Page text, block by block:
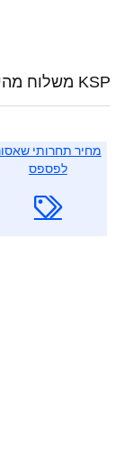
KSP משלוח מהיר בישראל
מחיר תחרותי
לפספס